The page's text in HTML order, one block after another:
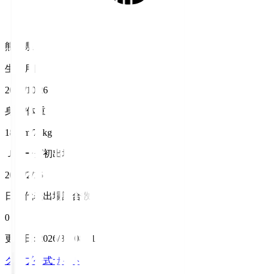
熊本県
生年月日
2006/10/26
身長/体重
180cm/73kg
Ｊリーグ初出場
2025/2/16
日本代表出場試合数
0
更新日 : 2026/8/7 08:11
クラブ公式サイト